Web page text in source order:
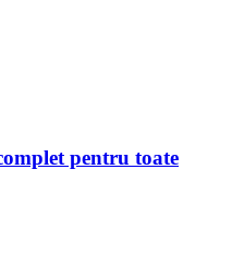
pentru toate